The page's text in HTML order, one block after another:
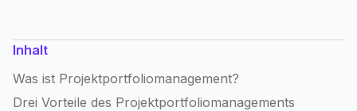
Inhalt
Was ist Projektportfoliomanagement?
Drei Vorteile des Projektportfoliomanagements